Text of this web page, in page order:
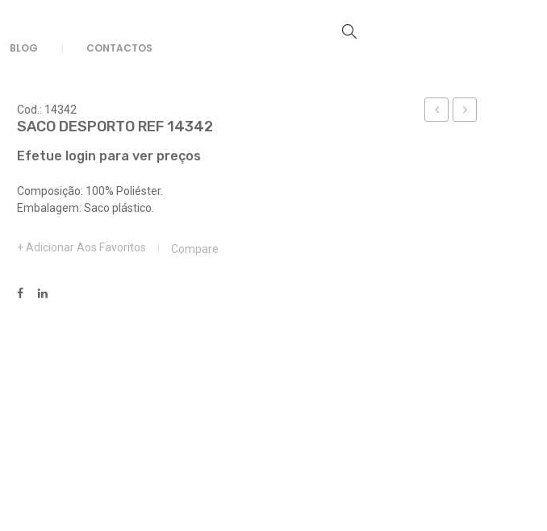
BLOG CONTACTOS
Cod.: 14342
SACO DESPORTO REF 14342
Efetue login para ver preços
Composição: 100% Poliéster.
Embalagem: Saco plástico.
Adicionar Aos Favoritos Compare